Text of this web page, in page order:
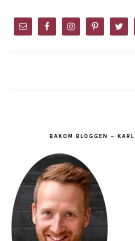
SIDEBAR
BAKOM BLOGGEN – KARL